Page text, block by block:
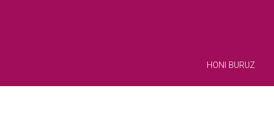
HONI BURUZ